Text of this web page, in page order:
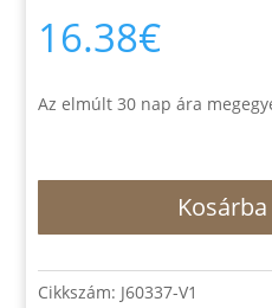
16.38€
Az elmúlt 30 nap ára
Dönts
társasjáték
Cikkszám: J60337-V1